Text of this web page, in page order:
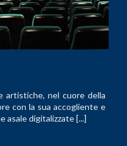
artistiche, nel cuore della
con la sua accogliente e
asale digitalizzate [...]